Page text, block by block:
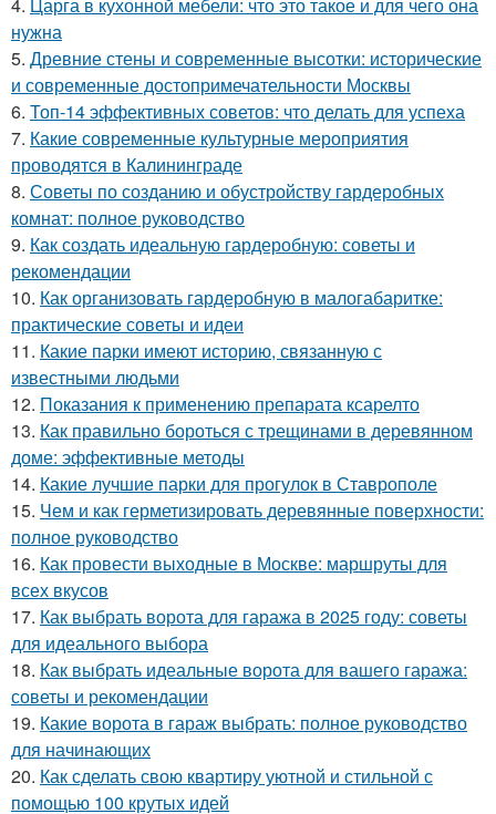
4. Царга в кухонной мебели: что это такое и для чего она
нужна
5. Древние стены и современные высотки: исторические
и современные достопримечательности Москвы
6. Топ-14 эффективных советов: что делать для успеха
7. Какие современные культурные мероприятия
проводятся в Калининграде
8. Советы по созданию и обустройству гардеробных
комнат: полное руководство
9. Как создать идеальную гардеробную: советы и
рекомендации
10. Как организовать гардеробную в малогабаритке:
практические советы и идеи
11. Какие парки имеют историю, связанную с
известными людьми
12. Показания к применению препарата ксарелто
13. Как правильно бороться с трещинами в деревянном
доме: эффективные методы
14. Какие лучшие парки для прогулок в Ставрополе
15. Чем и как герметизировать деревянные поверхности:
полное руководство
16. Как провести выходные в Москве: маршруты для
всех вкусов
17. Как выбрать ворота для гаража в 2025 году: советы
для идеального выбора
18. Как выбрать идеальные ворота для вашего гаража:
советы и рекомендации
19. Какие ворота в гараж выбрать: полное руководство
для начинающих
20. Как сделать свою квартиру уютной и стильной с
помощью 100 крутых идей